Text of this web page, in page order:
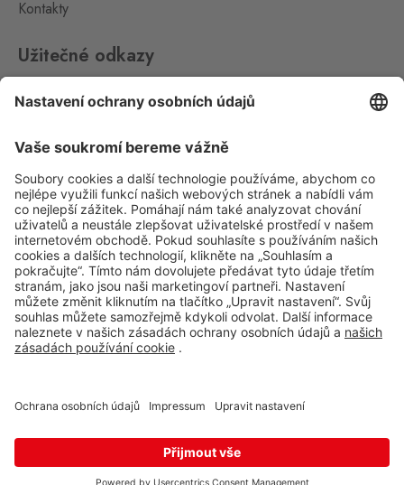
Kontakty
Užitečné odkazy
Ochrana osobních údajů
Aplikace Travel FREE ke stažení
Sledujte nás na sociálních sitích
© 2026 Travel FREE a.s. Všechna práva vyhrazena.